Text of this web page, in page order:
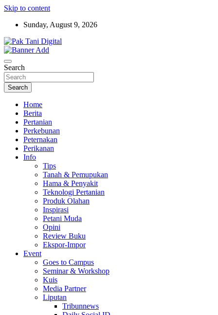
Skip to content
Sunday, August 9, 2026
Pak Tani Digital
Search
Search
Home
Berita
Pertanian
Perkebunan
Peternakan
Perikanan
Info
Tips
Tanah & Pemupukan
Hama & Penyakit
Teknologi Pertanian
Produk Olahan
Inspirasi
Petani Muda
Opini
Review Buku
Ekspor-Impor
Event
Goes to Campus
Seminar & Workshop
Kuis
Media Partner
Liputan
Tribunnews